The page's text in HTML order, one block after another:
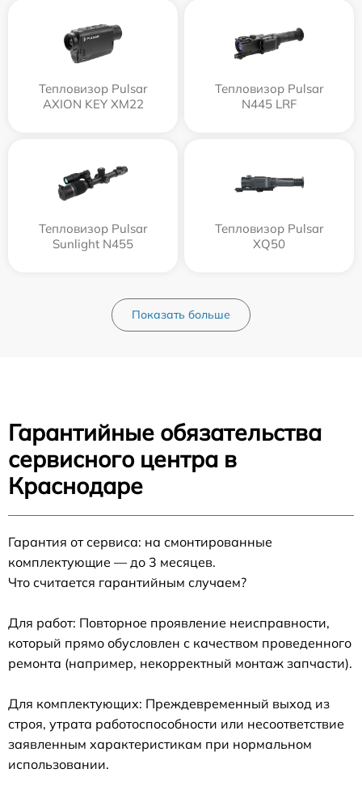
Тепловизор Pulsar
AXION KEY XM22
Тепловизор Pulsar
N445 LRF
Тепловизор Pulsar
Sunlight N455
Тепловизор Pulsar
XQ50
Показать больше
Гарантийные обязательства
сервисного центра в
Краснодаре
Гарантия от сервиса: на смонтированные
комплектующие — до 3 месяцев.
Что считается гарантийным случаем?
Для работ: Повторное проявление неисправности,
который прямо обусловлен с качеством проведенного
ремонта (например, некорректный монтаж запчасти).
Для комплектующих: Преждевременный выход из
строя, утрата работоспособности или несоответствие
заявленным характеристикам при нормальном
использовании.